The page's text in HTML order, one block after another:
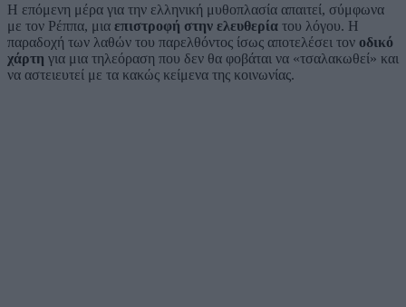
Η επόμενη μέρα για την ελληνική μυθοπλασία απαιτεί, σύμφωνα
με τον Ρέππα, μια επιστροφή στην ελευθερία του λόγου. Η
παραδοχή των λαθών του παρελθόντος ίσως αποτελέσει τον οδικό
χάρτη για μια τηλεόραση που δεν θα φοβάται να «τσαλακωθεί» και
να αστειευτεί με τα κακώς κείμενα της κοινωνίας.